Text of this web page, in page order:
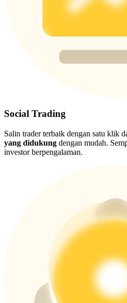
New Listing Futures Fest
Lebih Banyak Acara
Menangkan Hadiah dan
Mendaftar
Social Trading
Salin trader terbaik dengan satu klik
yang didukung dengan mudah.
investor berpengalaman.